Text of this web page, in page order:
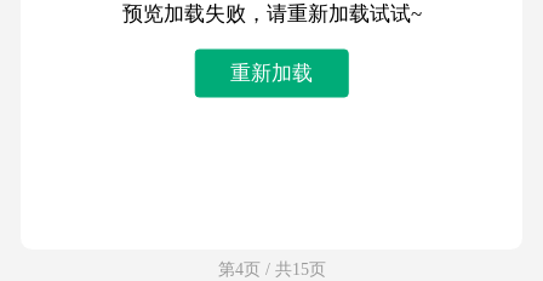
预览加载失败，请重新加载试试~
重新加载
第4页 / 共15页